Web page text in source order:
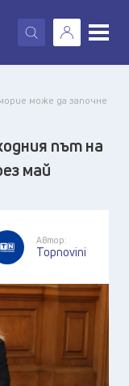
X
може да започне
път на
май
Автор:
Topnovini